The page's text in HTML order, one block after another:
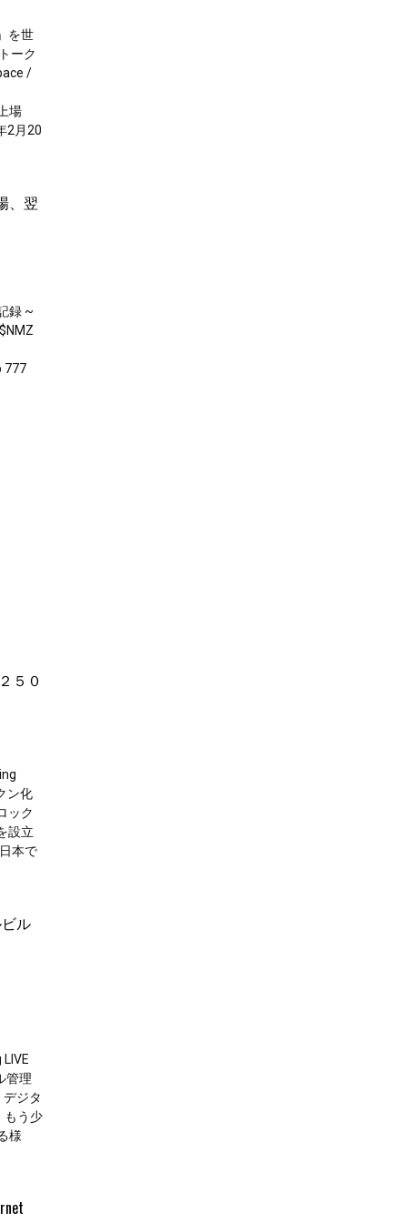
を世
ーク
/
場
2月20
、翌
録 ~
777
５０
ン化
ック
設立
本で
ル
管理
ジタ
もう少
様